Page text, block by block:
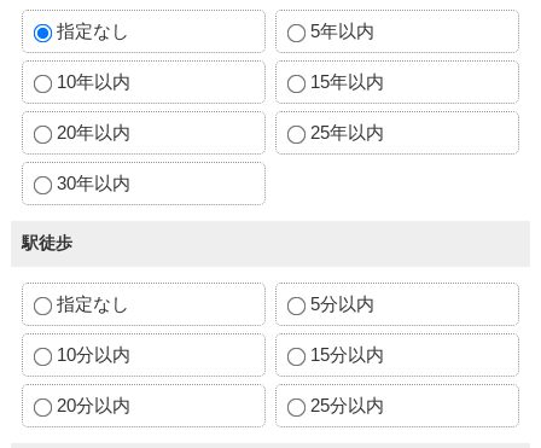
指定なし 5年以内
10年以内 15年以内
20年以内 25年以内
30年以内
駅徒歩
指定なし 5分以内
10分以内 15分以内
20分以内 25分以内